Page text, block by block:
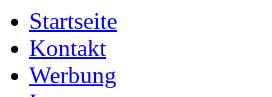
Startseite
Kontakt
Werbung